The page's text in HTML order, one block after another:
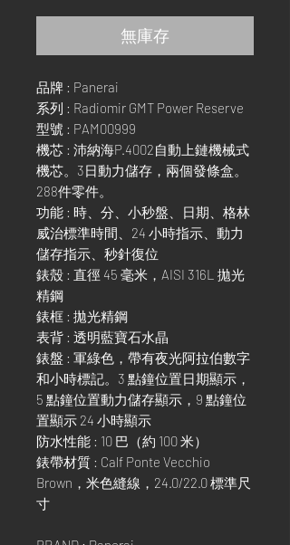
無庫存
品牌 : Panerai
系列 : Radiomir GMT Power Reserve
型號 : PAM00999
機芯 : 沛納海P.4002自動上鏈機械式
機芯。3日動力儲存，兩個發條盒。
288件零件。
功能 : 時、分、小秒盤、日期、格林
威治標準時間、24 小時指示、動力
儲存指示、秒針復位
錶殼 : 直徑 45 毫米，AISI 316L 拋光
精鋼
錶框 : 拋光精鋼
表背 : 透明藍寶石水晶
錶盤 : 軍綠色，帶有夜光阿拉伯數字
和小時標記。3 點鐘位置日期顯示，
5 點鐘位置動力儲存顯示，9 點鐘位
置顯示 24 小時顯示
防水性能 : 10 巴（約 100 米）
錶帶材質 : Calf Ponte Vecchio
Brown，米色縫線，24.0/22.0 標準尺
寸